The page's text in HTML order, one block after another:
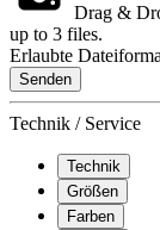
Drag &
up to 3 files.
Erlaubte
Senden
Technik / Service
Technik
Größen
Farben